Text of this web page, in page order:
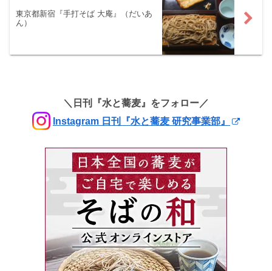
東京都新宿『手打そば 大庵』（だいあ
ん）
＼日刊『水と蕎麦』をフォロー／
Instagram 日刊『水と蕎麦 研究事業部』